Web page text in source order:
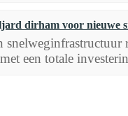
dirham voor nieuwe
een totale